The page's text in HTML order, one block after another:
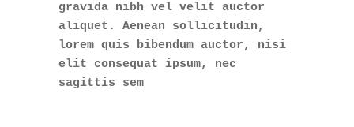
gravida nibh vel velit auctor
aliquet. Aenean sollicitudin,
lorem quis bibendum auctor, nisi
elit consequat ipsum, nec
sagittis sem